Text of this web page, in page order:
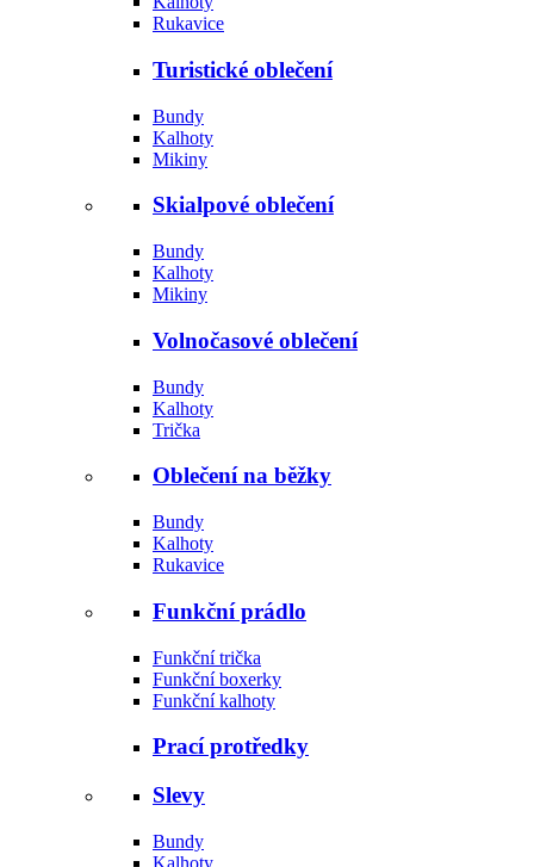
Rukavice
Turistické oblečení
Bundy
Kalhoty
Mikiny
Skialpové oblečení
Bundy
Kalhoty
Mikiny
Volnočasové oblečení
Bundy
Kalhoty
Trička
Oblečení na běžky
Bundy
Kalhoty
Rukavice
Funkční prádlo
Funkční trička
Funkční boxerky
Funkční kalhoty
Prací protředky
Slevy
Bundy
Kalhoty